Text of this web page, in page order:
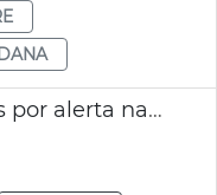
Cierre parques y jardines por alerta naranja